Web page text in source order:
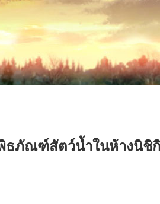
ธภัณฑ์สัตว์น้ำในห้างนิชิ